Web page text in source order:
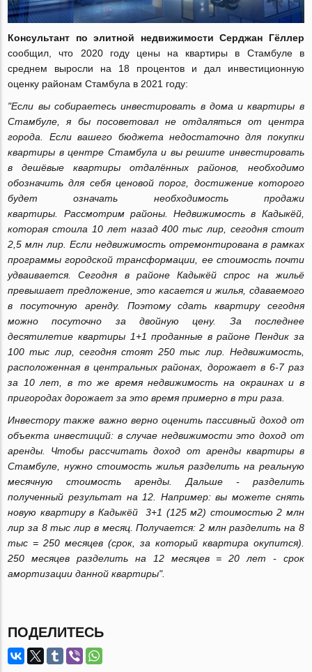
Консультант по элитной недвижимости Серджан Гёллер
сообщил, что 2020 году цены на квартиры в Стамбуле в
среднем выросли на 18 процентов и дал инвестиционную
оценку районам Стамбула в 2021 году:
"Если вы собираетесь инвестировать в дома и квартиры в
Стамбуле, я бы посоветовал не отдаляться от центра
города. Если вашего бюджета недостаточно для покупки
квартиры в центре Стамбула и вы решите инвестировать
в дешёвые квартиры отдалённых районов, необходимо
обозначить для себя ценовой порог, достижение которого
будет означать необходимость продажи
квартиры. Рассмотрим районы. Недвижимость в Кадыкёй,
которая стоила 10 лет назад 400 тыс лир, сегодня стоит
2,5 млн лир. Если недвижимость отремонтирована в рамках
программы городской трансформации, ее стоимость почти
удваивается. Сегодня в районе Кадыкёй спрос на жильё
превышает предложение, это касается и жилья, сдаваемого
в посуточную аренду. Поэтому сдать квартиру сегодня
можно посуточно за двойную цену. За последнее
десятилетие квартиры 1+1 проданные в районе Пендик за
100 тыс лир, сегодня стоят 250 тыс лир. Недвижимость,
расположенная в центральных районах, дорожает в 6-7 раз
за 10 лет, в то же время недвижимость на окраинах и в
пригородах дорожает за это время примерно в три раза.
Инвестору также важно верно оценить пассивный доход от
объекта инвестиций: в случае недвижимости это доход от
аренды. Чтобы рассчитать доход от аренды квартиры в
Стамбуле, нужно стоимость жилья разделить на реальную
месячную стоимость аренды. Дальше - разделить
полученный результат на 12. Например: вы можете снять
новую квартиру в Кадыкёй 3+1 (125 м2) стоимостью 2 млн
лир за 8 тыс лир в месяц. Получается: 2 млн разделить на 8
тыс = 250 месяцев (срок, за который квартира окупится).
250 месяцев разделить на 12 месяцев = 20 лет - срок
амортизации данной квартиры".
ПОДЕЛИТЕСЬ